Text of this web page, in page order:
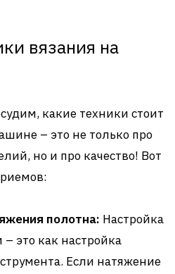
вязания на
какие техники стоит
– это не только про
но и про качество! Вот
полотна: Настройка
это как настройка
Если натяжение